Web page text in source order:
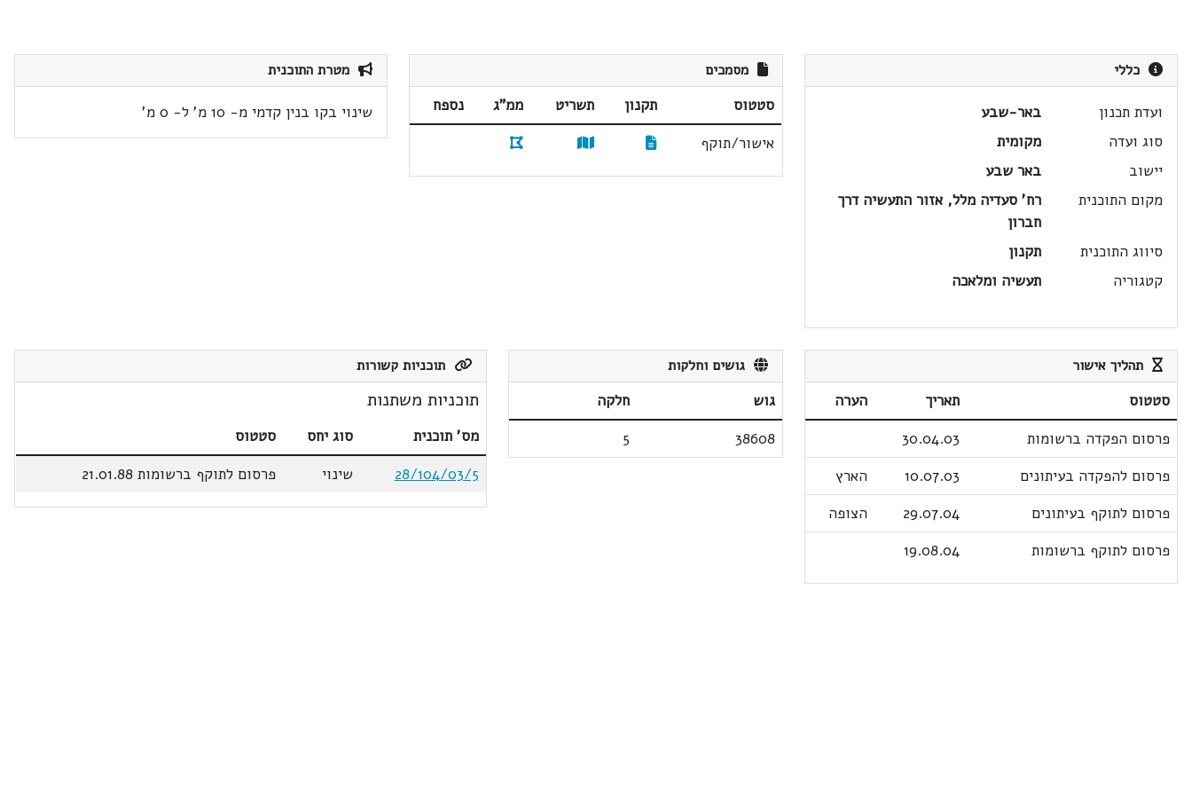
כללי
ועדת תכנון
באר-שבע
סוג ועדה
מקומית
יישוב
באר שבע
מקום התוכנית
רח' סעדיה מלל, אזור התעשיה דרך
חברון
סיווג התוכנית
תקנון
קטגוריה
תעשיה ומלאכה
מסמכים
סטטוס תקנון תשריט ממ"ג
נספח
אישור/תוקף
מטרת התוכנית
שינוי בקו בנין קדמי מ- 10 מ' ל- 0 מ'
תהליך אישור
סטטוס תאריך
הערה
פרסום הפקדה ברשומות
30.04.03
פרסום להפקדה בעיתונים
10.07.03
הארץ
פרסום לתוקף בעיתונים
29.07.04
הצופה
פרסום לתוקף ברשומות
19.08.04
גושים וחלקות
גוש
חלקה
38608
5
תוכניות קשורות
תוכניות משתנות
מס' תוכנית סוג יחס
סטטוס
28/104/03/5
שינוי פרסום לתוקף ברשומות 21.01.88